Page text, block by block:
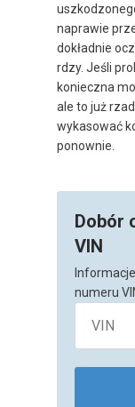
naprawie
dokładnie
rdzy. Jeśli
konieczna
ale to już
wykasować
ponownie.
Dobór
VIN
numeru